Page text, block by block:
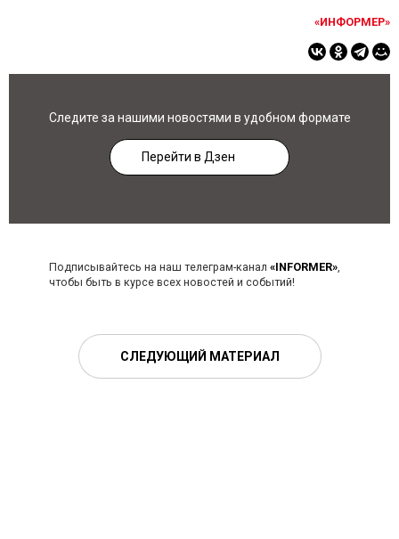
«ИНФОРМЕР»
Следите за нашими новостями в удобном формате
Перейти в Дзен
Подписывайтесь на наш телеграм-канал «INFORMER»,
чтобы быть в курсе всех новостей и событий!
СЛЕДУЮЩИЙ МАТЕРИАЛ